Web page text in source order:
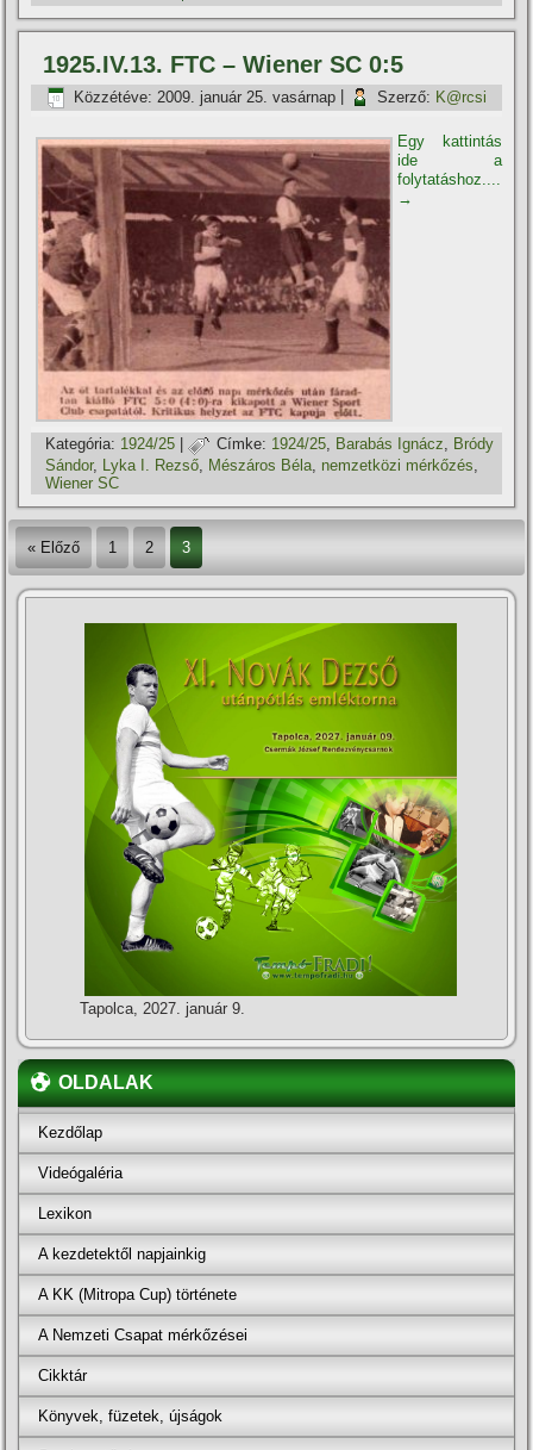
1925.IV.13. FTC – Wiener SC 0:5
Közzétéve: 2009. január 25. vasárnap Szerző: K@rcsi
Egy kattintás
ide a
folytatáshoz....
→
Kategória: 1924/25 | Címke: 1924/25, Barabás Ignácz, Bródy
Sándor, Lyka I. Rezső, Mészáros Béla, nemzetközi mérkőzés,
Wiener SC
« Előző 1 2 3
Tapolca, 2027. január 9.
OLDALAK
Kezdőlap
Videógaléria
Lexikon
A kezdetektől napjainkig
A KK (Mitropa Cup) története
A Nemzeti Csapat mérkőzései
Cikktár
Könyvek, füzetek, újságok